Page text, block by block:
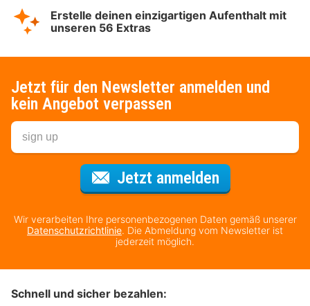
Erstelle deinen einzigartigen Aufenthalt mit
unseren 56 Extras
Jetzt für den Newsletter anmelden und
kein Angebot verpassen
Jetzt anmeldenFür den
Wir verarbeiten Ihre personenbezogenen Daten gemäß unserer
Datenschutzrichtlinie. Die Abmeldung vom Newsletter ist
jederzeit möglich.
Schnell und sicher bezahlen: